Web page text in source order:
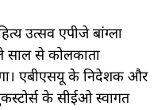
उत्सव एपीजे बांग्ला
साल से कोलकाता
एबीएसयू के निदेशक और
के सीईओ स्वागत